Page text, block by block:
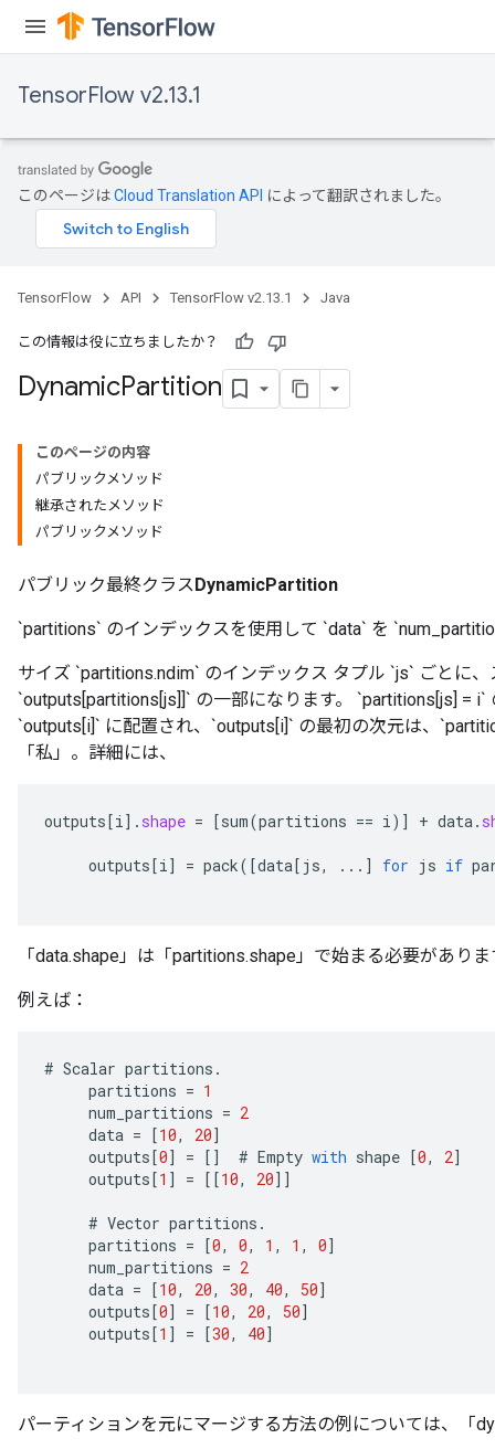
TensorFlow v2.13.1
このページはCloud Translation API によって翻訳されました。
TensorFlow API TensorFlow v2.13.1 Java
この情報は役に立ちましたか？
DynamicPartition
このページの内容
パブリックメソッド
継承されたメソッド
パブリックメソッド
パブリック最終クラスDynamicPartition
`partitions` のインデックスを使用して `data` を
サイズ `partitions.ndim` のインデックス タプル `js` ごとに、
`outputs[partitions[js]]` の一部になります。 `partitions[js] =
`outputs[i]` に配置され、`outputs[i]` の最初の次元は、
「私」。詳細には、
outputs[i] . shape = [sum(partitions == i) ] + data.
outputs[i] = pack( [data[ js, ... ] for js if
「data.shape」は「partitions.shape」で始まる必要がありま
例えば：
# Scalar partitions .
partitions = 1
num_partitions = 2
data = [10, 20]
outputs[0] = [] # Empty with shape [0, 2]
outputs[1 ] = [[10, 20]]
# Vector partitions .
partitions = [0, 0, 1 , 1 , 0]
num_partitions = 2
data = [10, 20, 30, 40, 50]
outputs[0] = [10, 20, 50]
outputs[1 ] = [30, 40]
パーティションを元にマージする方法の例については、「